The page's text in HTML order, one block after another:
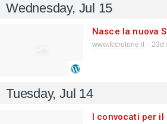
Wednesday, Jul 15
Nasce la nuova
www.fccrotone.it 23d
Tuesday, Jul 14
I convocati per il